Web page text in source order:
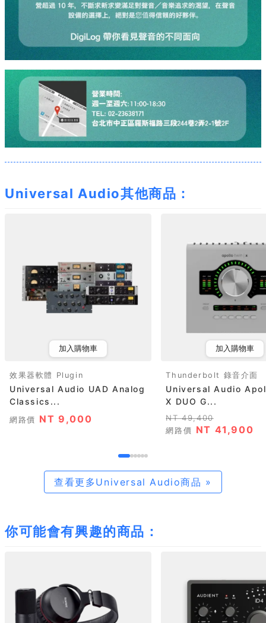
Universal Audio其他商品：
加入購物車
效果器軟體 Plugin
Universal Audio UAD Analog
Classics...
網路價 NT 9,000
加入購物車
Thunderbolt 錄音介面
Universal Audio
X DUO G...
NT 49,400
網路價 NT 41,900
查看更多Universal Audio商品 »
你可能會有興趣的商品：